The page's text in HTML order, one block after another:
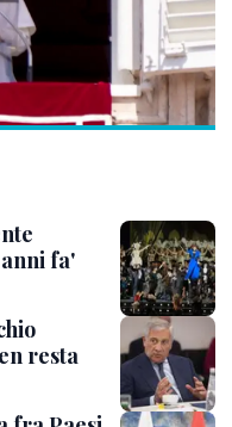
fa'
resta